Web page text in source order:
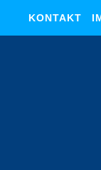
KONTAKT